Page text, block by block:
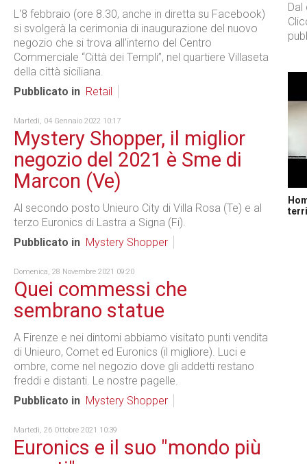
L'8 febbraio (ore 8.30, anche in diretta su Facebook)
si svolgerà la cerimonia di inaugurazione del nuovo
negozio che si trova all’interno del Centro
Commerciale “Città dei Templi”, nel quartiere Villaseta
della città siciliana.
Pubblicato in Retail
Martedì, 04 Gennaio 2022 10:17
Mystery Shopper, il miglior
negozio del 2021 è Sme di
Marcon (Ve)
Al secondo posto Unieuro City di Villa Rosa (Te) e al
terzo Euronics di Lastra a Signa (Fi).
Pubblicato in Mystery Shopper
Domenica, 28 Novembre 2021 09:20
Quei commessi che
sembrano statue
A Firenze e nei dintorni abbiamo visitato punti vendita
di Unieuro, Comet ed Euronics (il migliore). Luci e
ombre, come nel negozio dove gli addetti restano
freddi e distanti. Le nostre pagelle.
Pubblicato in Mystery Shopper
Martedì, 26 Ottobre 2021 10:39
Euronics e il suo "mondo più